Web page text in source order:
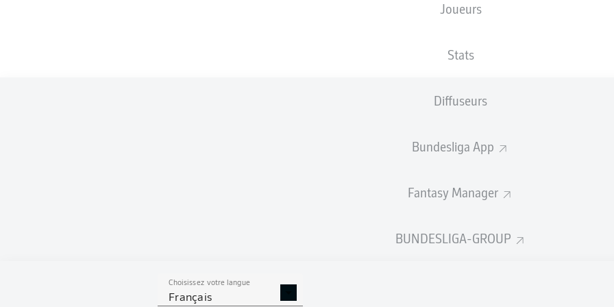
Joueurs
Stats
Diffuseurs
Bundesliga App
Fantasy Manager
BUNDESLIGA-GROUP
Choisissez votre langue
Français
XBUTS